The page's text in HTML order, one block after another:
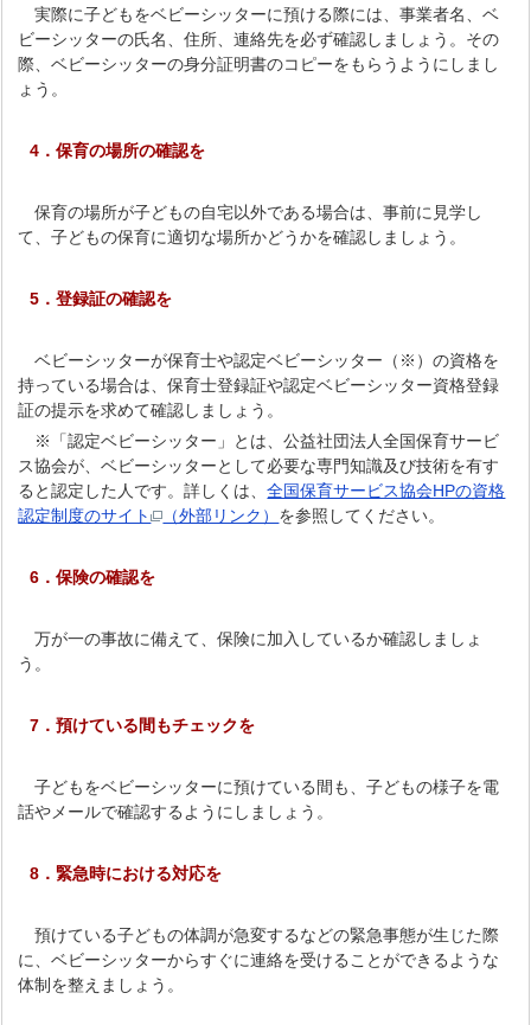
実際に子どもをベビーシッターに預ける際には、事業者名、ベ
ビーシッターの氏名、住所、連絡先を必ず確認しましょう。その
際、ベビーシッターの身分証明書のコピーをもらうようにしまし
ょう。
4．保育の場所の確認を
保育の場所が子どもの自宅以外である場合は、事前に見学し
て、子どもの保育に適切な場所かどうかを確認しましょう。
5．登録証の確認を
ベビーシッターが保育士や認定ベビーシッター（※）の資格を
持っている場合は、保育士登録証や認定ベビーシッター資格登録
証の提示を求めて確認しましょう。
※「認定ベビーシッター」とは、公益社団法人全国保育サービ
ス協会が、ベビーシッターとして必要な専門知識及び技術を有す
ると認定した人です。詳しくは、全国保育サービス協会HPの資格
認定制度のサイト
（外部リンク） を参照してください。
6．保険の確認を
万が一の事故に備えて、保険に加入しているか確認しましょ
う。
7．預けている間もチェックを
子どもをベビーシッターに預けている間も、子どもの様子を電
話やメールで確認するようにしましょう。
8．緊急時における対応を
預けている子どもの体調が急変するなどの緊急事態が生じた際
に、ベビーシッターからすぐに連絡を受けることができるような
体制を整えましょう。